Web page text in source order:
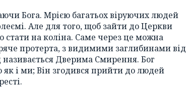
Бога. Мрією багатьох віруючих людей
Але для того, щоб зайти до Церкви
стати на коліна. Саме через це можна
протерта, з видимими заглибинами від
Дверима Смирення. Бог
і ми; Він згодився прийти до людей